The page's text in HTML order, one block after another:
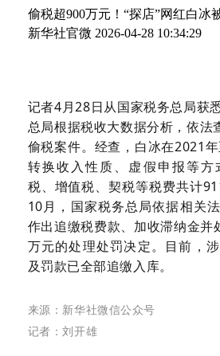
偷税超900万元！“探店”网红白冰
新华社官微 2026-04-28 10:34:29
记者4月28日从国家税务总局获
总局根据税收大数据分析，依法
偷税案件。经查，白冰在2021
转换收入性质、虚假申报等方
税、增值税、契税等税费共计
10月，国家税务总局依据相关
作出追缴税费款、加收滞纳金
万元的处理处罚决定。目前，
及罚款已全部追缴入库。
来源：新华社微信公众号
记者：刘开雄